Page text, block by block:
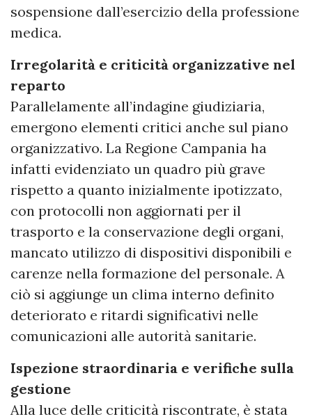
sospensione dall’esercizio della professione
medica.
Irregolarità e criticità organizzative nel
reparto
Parallelamente all’indagine giudiziaria,
emergono elementi critici anche sul piano
organizzativo. La Regione Campania ha
infatti evidenziato un quadro più grave
rispetto a quanto inizialmente ipotizzato,
con protocolli non aggiornati per il
trasporto e la conservazione degli organi,
mancato utilizzo di dispositivi disponibili e
carenze nella formazione del personale. A
ciò si aggiunge un clima interno definito
deteriorato e ritardi significativi nelle
comunicazioni alle autorità sanitarie.
Ispezione straordinaria e verifiche sulla
gestione
Alla luce delle criticità riscontrate, è stata